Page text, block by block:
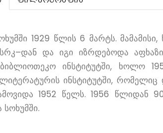
1929 წლის 6 მარტს.
და იგი იზრდებოდა
ინსტიტუტში, ხოლო
ინსტიტუტში,
1952 წელს. 1956 წლიდან